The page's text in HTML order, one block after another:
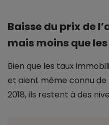
Baisse du prix de
mais moins que
Bien que les taux
et aient même connu de
2018, ils restent à des